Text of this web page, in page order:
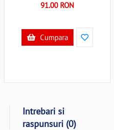
91.00 RON
Cumpara
Intrebari si
raspunsuri (0)